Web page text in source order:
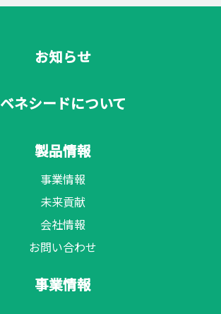
お知らせ
ベネシードについて
製品情報
事業情報
未来貢献
会社情報
お問い合わせ
事業情報